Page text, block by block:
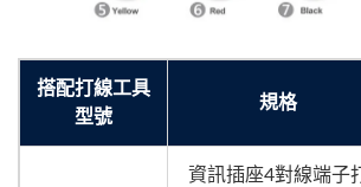
搭配打線工具
型號
規格
資訊插座4對線端子打